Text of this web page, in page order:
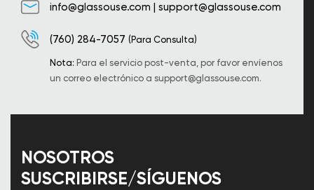
info@glassouse.com | support@glassouse.com
(760) 284-7057 (Para Consulta)
Nota: Para el servicio post-venta, por favor envíenos
un correo electrónico a support@glassouse.com.
NOSOTROS
SUSCRIBIRSE/SÍGUENOS